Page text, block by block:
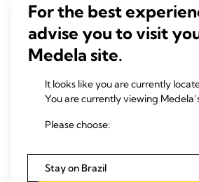
"Tive complicações depois do meu
implicou perder muito peso muito
mastite. A minha produção era baixa e,
precisei de parar", diz Jennifer, mãe de
de forma que não foi difícil fisicamente,
nível psicológico."
Se pretende manter a intimidade e os
desmame parcial, em que apenas
amamentação são substituídas por
For the best
advise you to visit
Medela site.
It looks like you are currently
You are currently viewing
Please choose:
Stay on Brazil